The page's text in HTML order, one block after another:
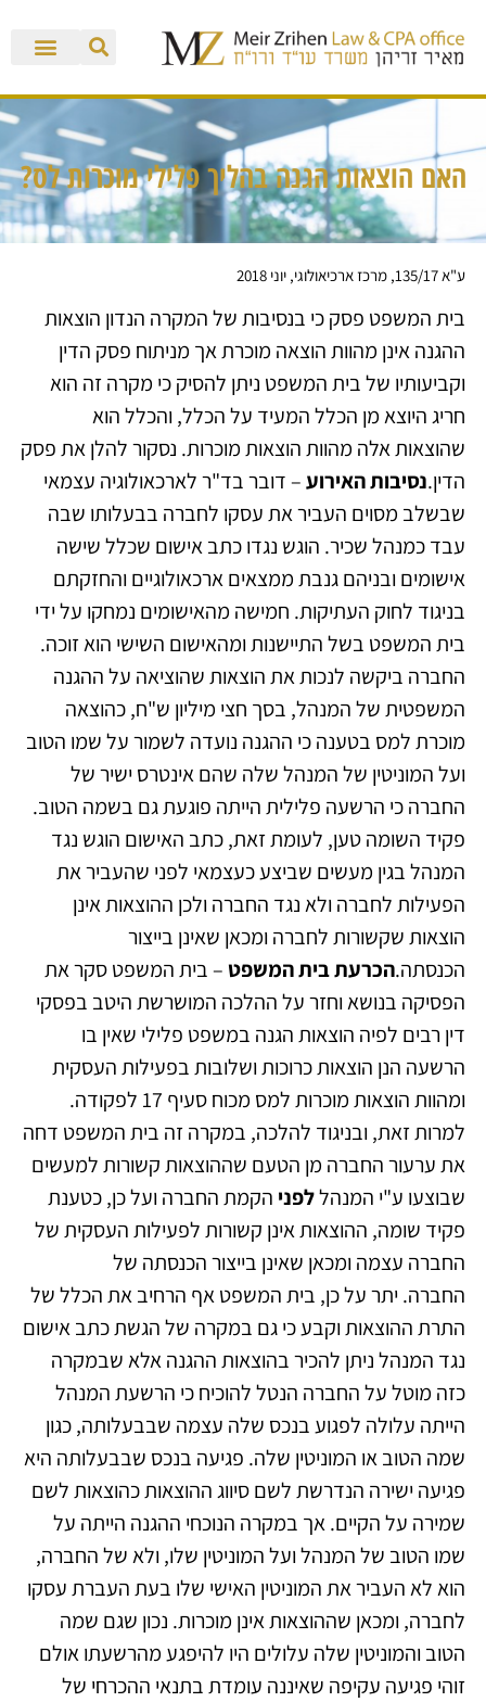
האם הוצאות הגנה בהליך פלילי מוכרות לס?
ע"א 135/17, מרכז ארכיאולוגי, יוני 2018
בית המשפט פסק כי בנסיבות של המקרה הנדון הוצאות
ההגנה אינן מהוות הוצאה מוכרת אך מניתוח פסק הדין
וקביעותיו של בית המשפט ניתן להסיק כי מקרה זה הוא
חריג היוצא מן הכלל המעיד על הכלל, והכלל הוא
שהוצאות אלה מהוות הוצאות מוכרות. נסקור להלן את פסק
הדין.נסיבות האירוע– דובר בד"ר לארכאולוגיה עצמאי
שבשלב מסוים העביר את עסקו לחברה בבעלותו שבה
עבד כמנהל שכיר. הוגש נגדו כתב אישום שכלל שישה
אישומים ובניהם גנבת ממצאים ארכאולוגיים והחזקתם
בניגוד לחוק העתיקות. חמישה מהאישומים נמחקו על ידי
בית המשפט בשל התיישנות ומהאישום השישי הוא זוכה.
החברה ביקשה לנכות את הוצאות שהוציאה על ההגנה
המשפטית של המנהל, בסך חצי מיליון ש"ח, כהוצאה
מוכרת למס בטענה כי ההגנה נועדה לשמור על שמו הטוב
ועל המוניטין של המנהל שלה שהם אינטרס ישיר של
החברה כי הרשעה פלילית הייתה פוגעת גם בשמה הטוב.
פקיד השומה טען, לעומת זאת, כתב האישום הוגש נגד
המנהל בגין מעשים שביצע כעצמאי לפני שהעביר את
הפעילות לחברה ולא נגד החברה ולכן ההוצאות אינן
הוצאות שקשורות לחברה ומכאן שאינן בייצור
הכנסתה.הכרעת בית המשפט– בית המשפט סקר את
הפסיקה בנושא וחזר על ההלכה המושרשת היטב בפסקי
דין רבים לפיה הוצאות הגנה במשפט פלילי שאין בו
הרשעה הנן הוצאות כרוכות ושלובות בפעילות העסקית
ומהוות הוצאות מוכרות למס מכוח סעיף 17 לפקודה.
למרות זאת, ובניגוד להלכה, במקרה זה בית המשפט דחה
את ערעור החברה מן הטעם שההוצאות קשורות למעשים
שבוצעו ע"י המנהללפני הקמת החברה ועל כן, כטענת
פקיד שומה, ההוצאות אינן קשורות לפעילות העסקית של
החברה עצמה ומכאן שאינן בייצור הכנסתה של
החברה. יתר על כן, בית המשפט אף הרחיב את הכלל של
התרת ההוצאות וקבע כי גם במקרה של הגשת כתב אישום
נגד המנהל ניתן להכיר בהוצאות ההגנה אלא שבמקרה
כזה מוטל על החברה הנטל להוכיח כי הרשעת המנהל
הייתה עלולה לפגוע בנכס שלה עצמה שבבעלותה, כגון
שמה הטוב או המוניטין שלה. פגיעה בנכס שבבעלותה היא
פגיעה ישירה הנדרשת לשם סיווג ההוצאות כהוצאות לשם
שמירה על הקיים. אך במקרה הנוכחי ההגנה הייתה על
שמו הטוב של המנהל ועל המוניטין שלו, ולא של החברה,
הוא לא העביר את המוניטין האישי שלו בעת העברת עסקו
לחברה, ומכאן שההוצאות אינן מוכרות. נכון שגם שמה
הטוב והמוניטין שלה עלולים היו להיפגע מהרשעתו אולם
זוהי פגיעה עקיפה שאיננה עומדת בתנאי ההכרחי של